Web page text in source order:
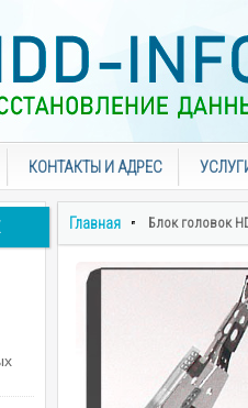
КОНТАКТЫ И АДРЕС
Главная Блок головок